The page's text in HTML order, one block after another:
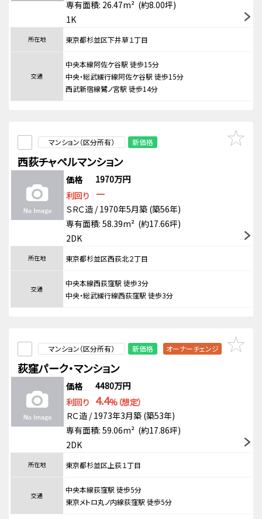
専有面積: 26.47m² (約8.00坪)
1K
所在地 東京都杉並区下井草１丁目
交通
中央本線阿佐ケ谷駅 徒歩15分
中央・総武緩行線阿佐ケ谷駅 徒歩15分
西武新宿線鷺ノ宮駅 徒歩14分
マンション（区分所有） 新価格
西荻チャペルマンション
価格
1970万円
利回り
－
ＳＲＣ造 / 1970年5月築 (築56年)
専有面積: 58.39m² (約17.66坪)
2DK
所在地 東京都杉並区西荻北２丁目
交通
中央本線西荻窪駅 徒歩3分
中央・総武緩行線西荻窪駅 徒歩3分
マンション（区分所有） 新価格 オーナーチェンジ
荻窪パーク・マンション
価格
4480万円
利回り 4.4%（想定）
ＲＣ造 / 1973年3月築 (築53年)
専有面積: 59.06m² (約17.86坪)
2DK
所在地 東京都杉並区上荻１丁目
交通
中央本線荻窪駅 徒歩5分
東京メトロ丸ノ内線荻窪駅 徒歩5分